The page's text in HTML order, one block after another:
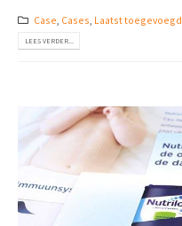
Case Cases Laatst toegevoegd
LEES VERDER...